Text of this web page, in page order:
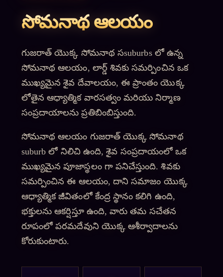
సోమనాథ ఆలయం
గుజరాత్ యొక్క సోమనాథ సsuburbs లో ఉన్న
సోమనాథ ఆలయం, లార్డ్ శివకు సమర్పించిన ఒక
ముఖ్యమైన శైవ దేవాలయం, ఈ ప్రాంతం యొక్క
లోతైన ఆధ్యాత్మిక వారసత్వం మరియు నిర్మాణ
సంప్రదాయాలను ప్రతిబింబిస్తుంది.
సోమనాథ ఆలయం గుజరాత్ యొక్క సోమనాథ
suburb లో నిలిచి ఉంది, శైవ సంప్రదాయంలో ఒక
ముఖ్యమైన పూజాస్థలం గా పనిచేస్తుంది. శివకు
సమర్పించిన ఈ ఆలయం, దాని సమాజం యొక్క
ఆధ్యాత్మిక జీవితంలో కేంద్ర స్థానం కలిగి ఉంది,
భక్తులను ఆకర్షిస్తూ ఉంది, వారు తమ సచేతన
రూపంలో పరమదేవుని యొక్క ఆశీర్వాదాలను
కోరుకుంటారు.